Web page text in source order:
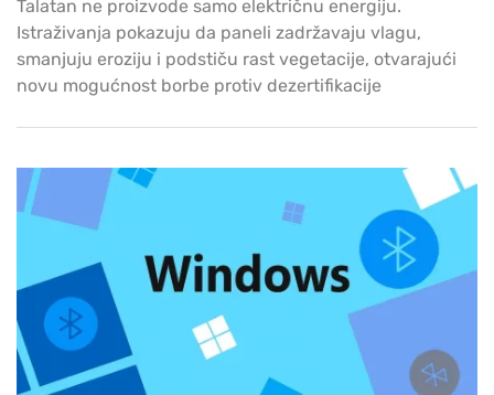
Talatan ne proizvode samo električnu energiju.
Istraživanja pokazuju da paneli zadržavaju vlagu,
smanjuju eroziju i podstiču rast vegetacije, otvarajući
novu mogućnost borbe protiv dezertifikacije